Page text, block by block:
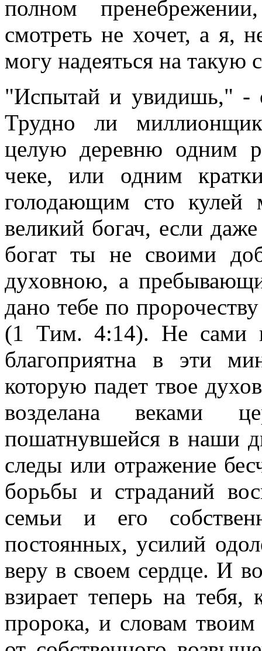
полном
смотреть не хочет, а я,
могу надеяться на такую
"Испытай и увидишь," -
Трудно ли
целую деревню одним
чеке, или одним
голодающим сто
великий богач, если
богат ты не своими
духовною, а
дано тебе по
(1 Тим. 4:14). Не сами
благоприятна в эти
которую падет твое
возделана веками
пошатнувшейся в наши
следы или отражение
борьбы и страданий
семьи и его
постоянных, усилий
веру в своем сердце. И
взирает теперь на
пророка, и словам